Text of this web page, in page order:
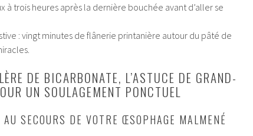
à trois heures après la dernière bouchée avant d’aller se
: vingt minutes de flânerie printanière autour du pâté de
DE BICARBONATE, L’ASTUCE DE GRAND-
UN SOULAGEMENT PONCTUEL
SECOURS DE VOTRE ŒSOPHAGE MALMENÉ